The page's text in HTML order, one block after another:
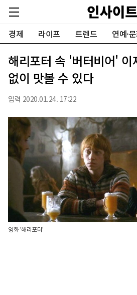
경제 라이프 트렌드 연예·
해리포터 속 '버터비어' 이
없이 맛볼 수 있다
입력 2020.01.24. 17:22
영화 '해리포터'